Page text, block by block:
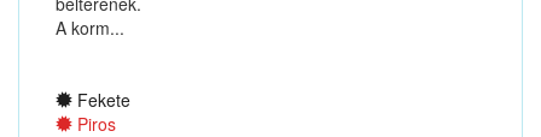
A korm...
Fekete
Piros